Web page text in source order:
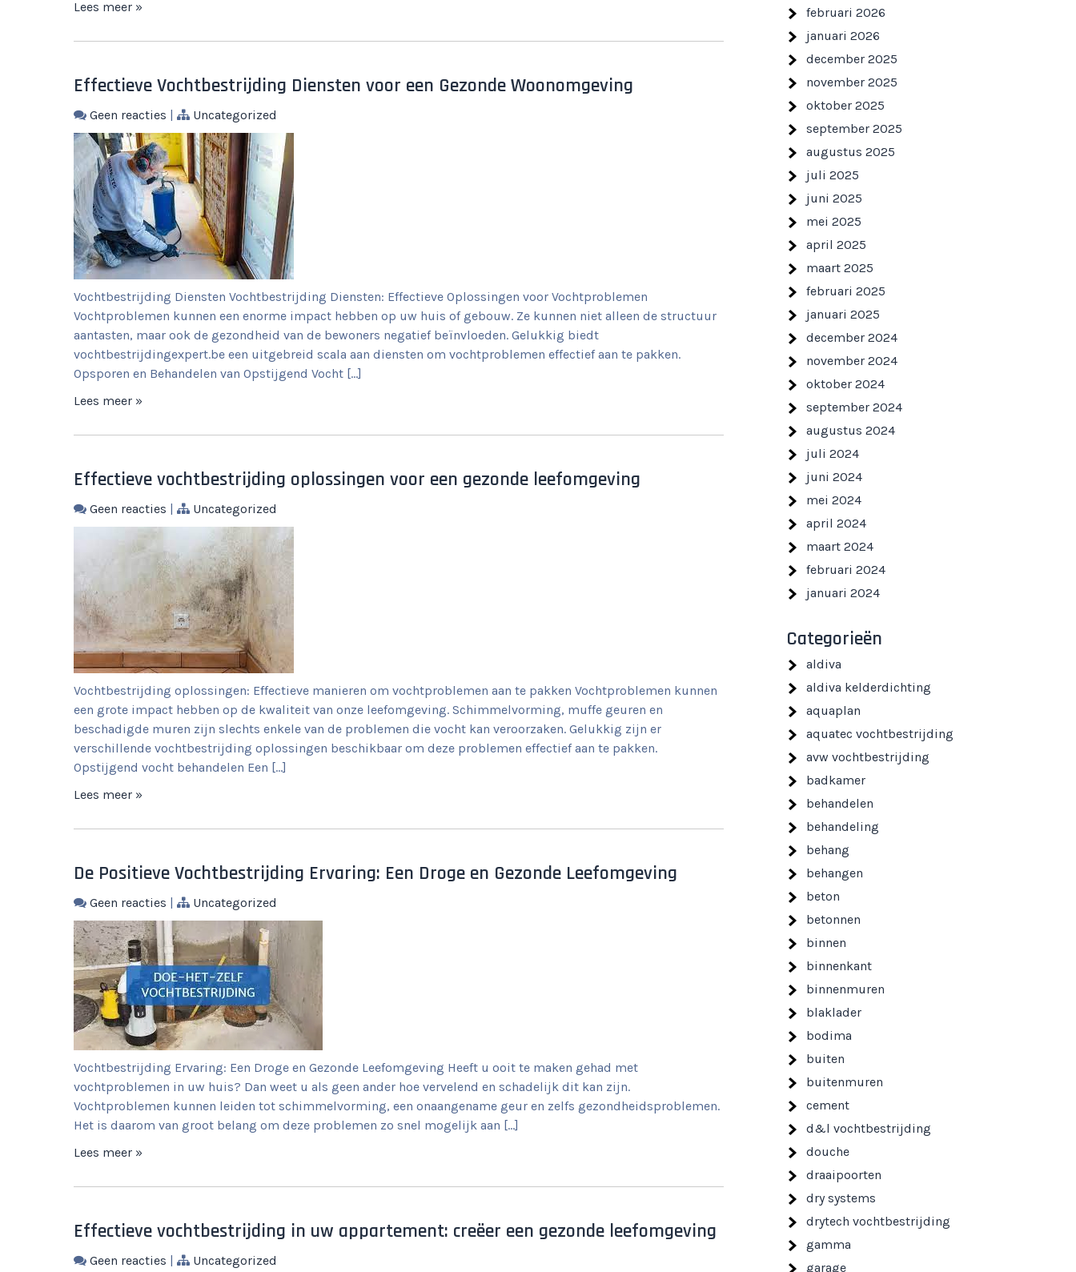
Lees meer »
Effectieve Vochtbestrijding Diensten voor een Gezonde Woonomgeving
Geen reacties | Uncategorized
Vochtbestrijding Diensten Vochtbestrijding Diensten: Effectieve Oplossingen voor Vochtproblemen
Vochtproblemen kunnen een enorme impact hebben op uw huis of gebouw. Ze kunnen niet alleen de structuur
aantasten, maar ook de gezondheid van de bewoners negatief beïnvloeden. Gelukkig biedt
vochtbestrijdingexpert.be een uitgebreid scala aan diensten om vochtproblemen effectief aan te pakken.
Opsporen en Behandelen van Opstijgend Vocht […]
Lees meer »
Effectieve vochtbestrijding oplossingen voor een gezonde leefomgeving
Geen reacties | Uncategorized
Vochtbestrijding oplossingen: Effectieve manieren om vochtproblemen aan te pakken Vochtproblemen kunnen
een grote impact hebben op de kwaliteit van onze leefomgeving. Schimmelvorming, muffe geuren en
beschadigde muren zijn slechts enkele van de problemen die vocht kan veroorzaken. Gelukkig zijn er
verschillende vochtbestrijding oplossingen beschikbaar om deze problemen effectief aan te pakken.
Opstijgend vocht behandelen Een […]
Lees meer »
De Positieve Vochtbestrijding Ervaring: Een Droge en Gezonde Leefomgeving
Geen reacties | Uncategorized
Vochtbestrijding Ervaring: Een Droge en Gezonde Leefomgeving Heeft u ooit te maken gehad met
vochtproblemen in uw huis? Dan weet u als geen ander hoe vervelend en schadelijk dit kan zijn.
Vochtproblemen kunnen leiden tot schimmelvorming, een onaangename geur en zelfs gezondheidsproblemen.
Het is daarom van groot belang om deze problemen zo snel mogelijk aan […]
Lees meer »
Effectieve vochtbestrijding in uw appartement: creëer een gezonde leefomgeving
Geen reacties | Uncategorized
februari 2026
januari 2026
december 2025
november 2025
oktober 2025
september 2025
augustus 2025
juli 2025
juni 2025
mei 2025
april 2025
maart 2025
februari 2025
januari 2025
december 2024
november 2024
oktober 2024
september 2024
augustus 2024
juli 2024
juni 2024
mei 2024
april 2024
maart 2024
februari 2024
januari 2024
Categorieën
aldiva
aldiva kelderdichting
aquaplan
aquatec vochtbestrijding
avw vochtbestrijding
badkamer
behandelen
behandeling
behang
behangen
beton
betonnen
binnen
binnenkant
binnenmuren
blaklader
bodima
buiten
buitenmuren
cement
d&l vochtbestrijding
douche
draaipoorten
dry systems
drytech vochtbestrijding
gamma
garage